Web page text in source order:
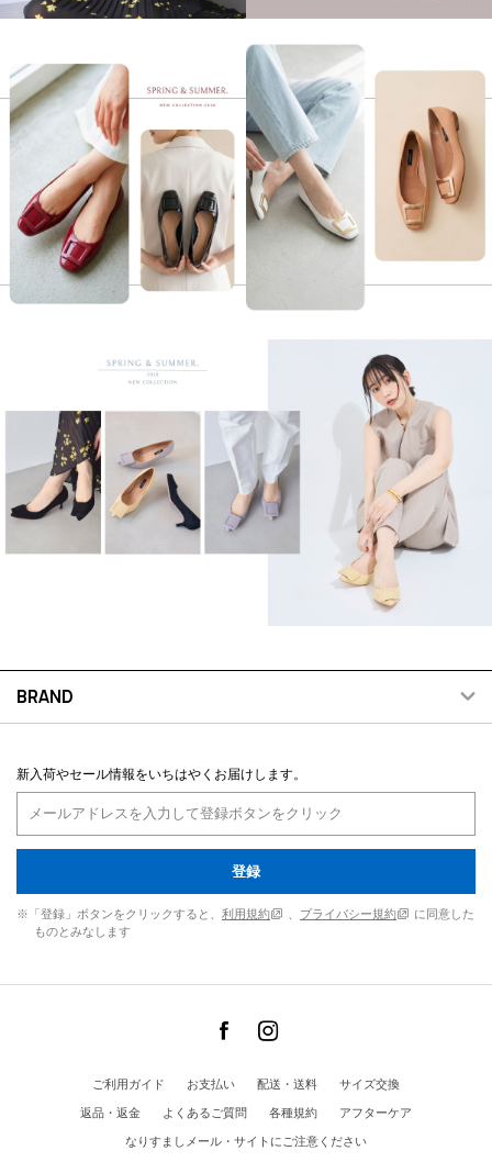
BRAND
新入荷やセール情報をいちはやくお届けします。
登録
※「登録」ボタンをクリックすると、 利用規約 プライバシー規約
に同意した
ものとみなします
ご利用ガイド お支払い 配送・送料
サイズ交換
返品・返金
よくあるご質問 各種規約
アフターケア
なりすましメール・サイトにご注意ください